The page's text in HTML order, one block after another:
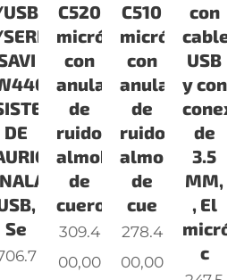
DE
Se
C520
micrófono
con
anulación
de
ruido,
almohadillas
de
cuero
309.4
00,00
C510
micrófono
con
anulación
de
ruido,
almohadillas
de
cue
278.4
00,00
con
cable
USB
y con
de
3.5
MM,
, El
c